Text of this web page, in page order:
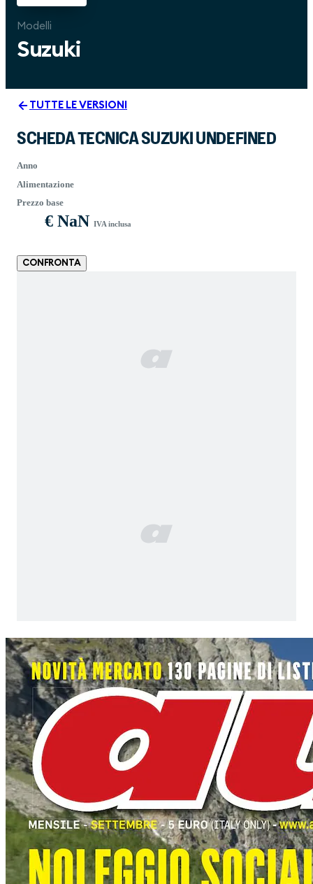
Modelli
Suzuki
TUTTE LE VERSIONI
SCHEDA TECNICA SUZUKI UNDEFINED
Anno
Alimentazione
Prezzo base
€ NaN IVA inclusa
CONFRONTA